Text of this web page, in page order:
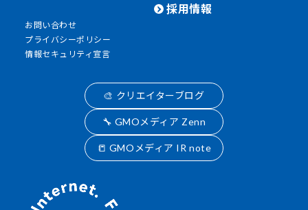
採用情報
お問い合わせ
プライバシーポリシー
情報セキュリティ宣言
🎨 クリエイターブログ
🔧 GMOメディア Zenn
📒 GMOメディア IR note